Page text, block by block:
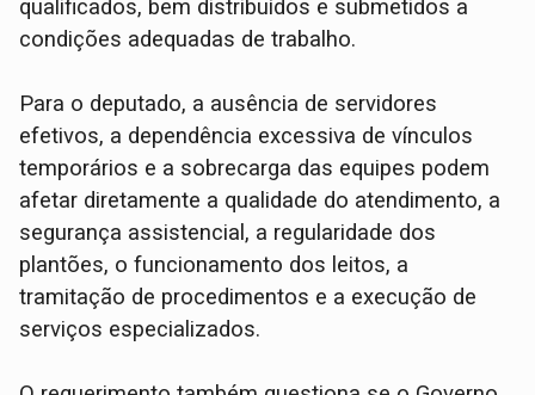
qualificados, bem distribuídos e submetidos a
condições adequadas de trabalho.
Para o deputado, a ausência de servidores
efetivos, a dependência excessiva de vínculos
temporários e a sobrecarga das equipes podem
afetar diretamente a qualidade do atendimento, a
segurança assistencial, a regularidade dos
plantões, o funcionamento dos leitos, a
tramitação de procedimentos e a execução de
serviços especializados.